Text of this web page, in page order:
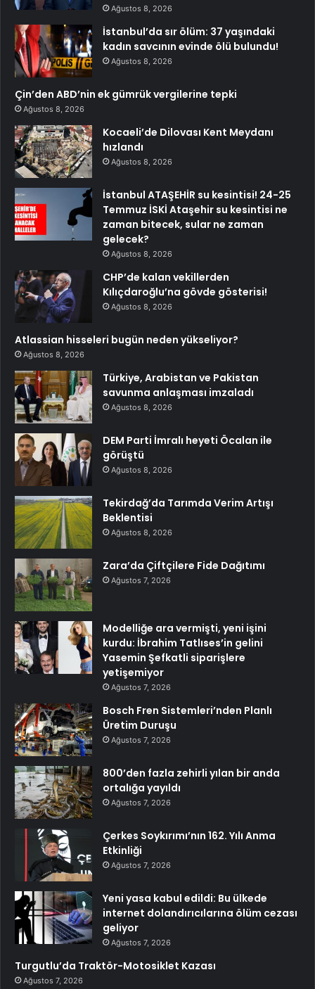
Ağustos 8, 2026
İstanbul’da sır ölüm: 37 yaşındaki
kadın savcının evinde ölü bulundu!
Ağustos 8, 2026
Çin’den ABD’nin ek gümrük vergilerine tepki
Ağustos 8, 2026
Kocaeli’de Dilovası Kent Meydanı
hızlandı
Ağustos 8, 2026
İstanbul ATAŞEHİR su kesintisi! 24-25
Temmuz İSKİ Ataşehir su kesintisi ne
zaman bitecek, sular ne zaman
gelecek?
Ağustos 8, 2026
CHP’de kalan vekillerden
Kılıçdaroğlu’na gövde gösterisi!
Ağustos 8, 2026
Atlassian hisseleri bugün neden yükseliyor?
Ağustos 8, 2026
Türkiye, Arabistan ve Pakistan
savunma anlaşması imzaladı
Ağustos 8, 2026
DEM Parti İmralı heyeti Öcalan ile
görüştü
Ağustos 8, 2026
Tekirdağ’da Tarımda Verim Artışı
Beklentisi
Ağustos 8, 2026
Zara’da Çiftçilere Fide Dağıtımı
Ağustos 7, 2026
Modelliğe ara vermişti, yeni işini
kurdu: İbrahim Tatlıses’in gelini
Yasemin Şefkatli siparişlere
yetişemiyor
Ağustos 7, 2026
Bosch Fren Sistemleri’nden Planlı
Üretim Duruşu
Ağustos 7, 2026
800’den fazla zehirli yılan bir anda
ortalığa yayıldı
Ağustos 7, 2026
Çerkes Soykırımı’nın 162. Yılı Anma
Etkinliği
Ağustos 7, 2026
Yeni yasa kabul edildi: Bu ülkede
internet dolandırıcılarına ölüm cezası
geliyor
Ağustos 7, 2026
Turgutlu’da Traktör-Motosiklet Kazası
Ağustos 7, 2026